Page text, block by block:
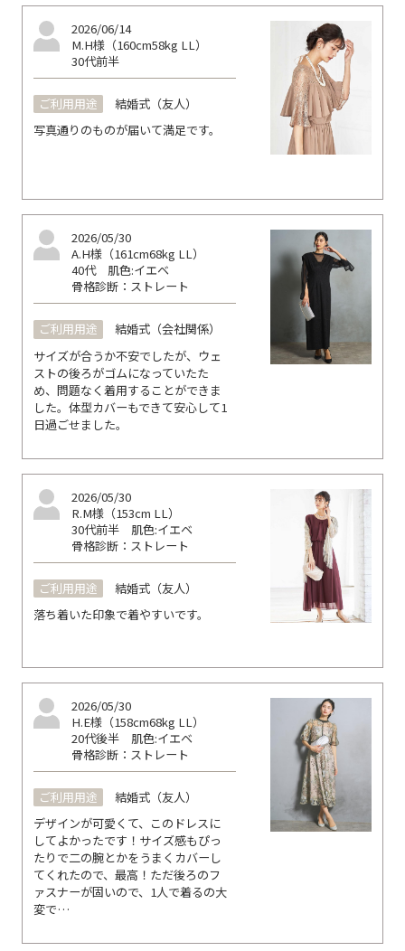
2026/06/14
M.H様（160cm58kg LL）
30代前半
ご利用用途
結婚式（友人）
写真通りのものが届いて満足です。
2026/05/30
A.H様（161cm68kg LL）
40代 肌色:イエベ
骨格診断：ストレート
ご利用用途
結婚式（会社関係）
サイズが合うか不安でしたが、ウェ
ストの後ろがゴムになっていたた
め、問題なく着用することができま
した。体型カバーもできて安心して1
日過ごせました。
2026/05/30
R.M様（153cm LL）
30代前半 肌色:イエベ
骨格診断：ストレート
ご利用用途
結婚式（友人）
落ち着いた印象で着やすいです。
2026/05/30
H.E様（158cm68kg LL）
20代後半 肌色:イエベ
骨格診断：ストレート
ご利用用途
結婚式（友人）
デザインが可愛くて、このドレスに
してよかったです！サイズ感もぴっ
たりで二の腕とかをうまくカバーし
てくれたので、最高！ただ後ろのフ
ァスナーが固いので、1人で着るの大
変で…